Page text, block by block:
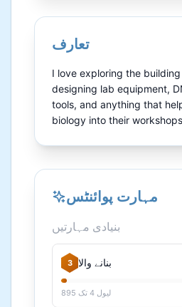
تعارف
I love exploring the
designing lab equipment,
tools, and anything that
biology into their
مہارت پوائنٹس
بنیادی مہارتیں
3 بنانے والا
لیول 4 تک 895